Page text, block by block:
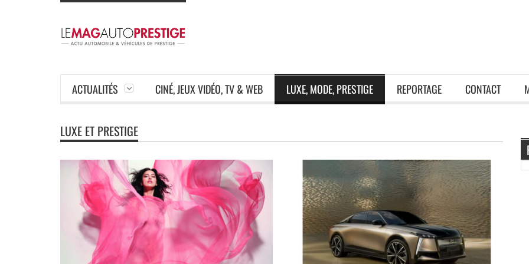
ACTUALITÉS CINÉ, JEUX VIDÉO, TV & WEB LUXE, MODE, PRESTIGE REPORTAGE CONTACT
LUXE ET PRESTIGE